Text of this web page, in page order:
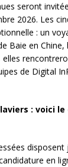
seront
2026. Les
: un
Baie en
elles
de Digital
: voici
disposent
en